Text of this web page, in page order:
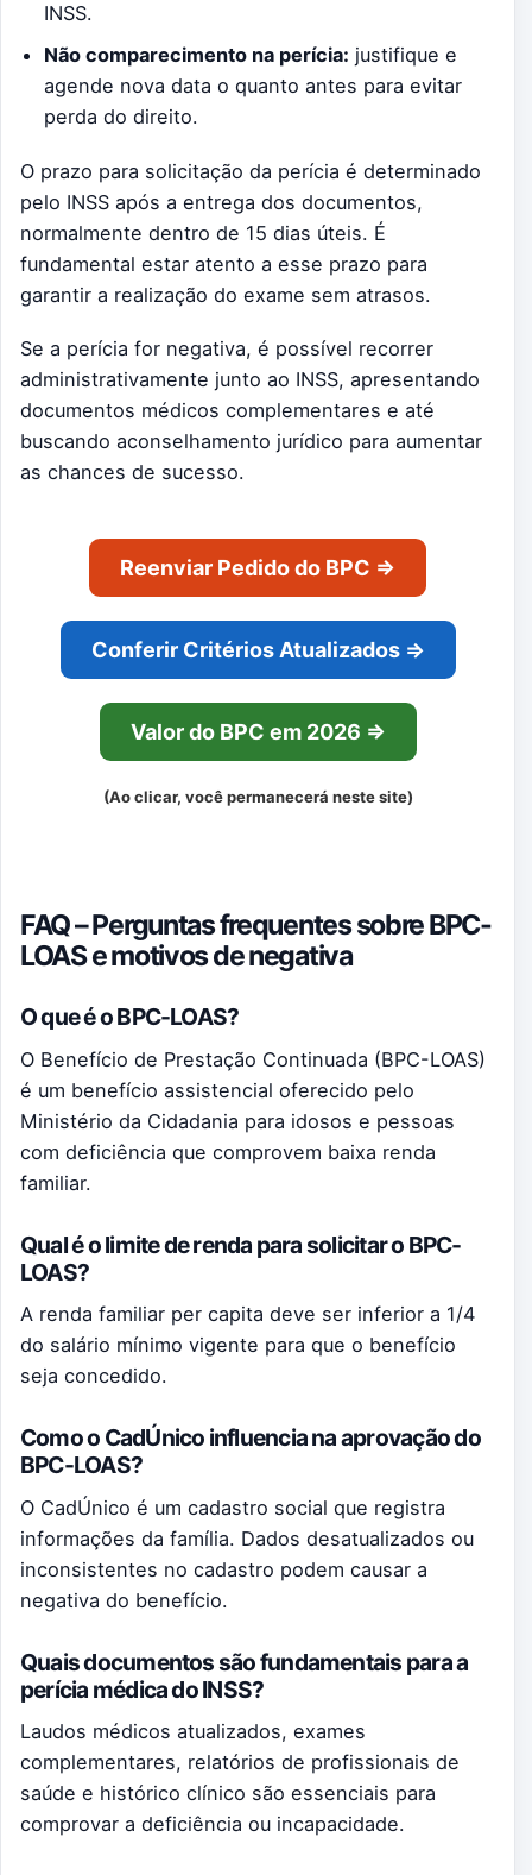
INSS.
Não comparecimento na perícia: justifique e
agende nova data o quanto antes para evitar
perda do direito.
O prazo para solicitação da perícia é determinado
pelo INSS após a entrega dos documentos,
normalmente dentro de 15 dias úteis. É
fundamental estar atento a esse prazo para
garantir a realização do exame sem atrasos.
Se a perícia for negativa, é possível recorrer
administrativamente junto ao INSS, apresentando
documentos médicos complementares e até
buscando aconselhamento jurídico para aumentar
as chances de sucesso.
Reenviar Pedido do BPC ⇒
Conferir Critérios Atualizados ⇒
Valor do BPC em 2026 ⇒
(Ao clicar, você permanecerá neste site)
FAQ – Perguntas frequentes sobre BPC-
LOAS e motivos de negativa
O que é o BPC-LOAS?
O Benefício de Prestação Continuada (BPC-LOAS)
é um benefício assistencial oferecido pelo
Ministério da Cidadania para idosos e pessoas
com deficiência que comprovem baixa renda
familiar.
Qual é o limite de renda para solicitar o BPC-
LOAS?
A renda familiar per capita deve ser inferior a 1/4
do salário mínimo vigente para que o benefício
seja concedido.
Como o CadÚnico influencia na aprovação do
BPC-LOAS?
O CadÚnico é um cadastro social que registra
informações da família. Dados desatualizados ou
inconsistentes no cadastro podem causar a
negativa do benefício.
Quais documentos são fundamentais para a
perícia médica do INSS?
Laudos médicos atualizados, exames
complementares, relatórios de profissionais de
saúde e histórico clínico são essenciais para
comprovar a deficiência ou incapacidade.